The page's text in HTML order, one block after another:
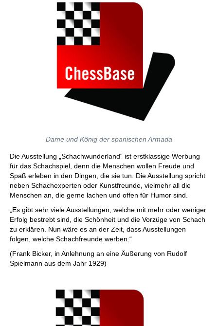
Dame und König der spanischen Armada
Die Ausstellung „Schachwunderland“ ist erstklassige Werbung
für das Schachspiel, denn die Menschen wollen Freude und
Spaß erleben in den Dingen, die sie tun. Die Ausstellung spricht
neben Schachexperten oder Kunstfreunde, vielmehr all die
Menschen an, die gerne lachen und offen für Humor sind.
„Es gibt sehr viele Ausstellungen, welche mit mehr oder weniger
Erfolg bestrebt sind, die Schönheit und die Vorzüge von Schach
zu erklären. Nun wäre es an der Zeit, dass Ausstellungen
folgen, welche Schachfreunde werben.“
(Frank Bicker, in Anlehnung an eine Äußerung von Rudolf
Spielmann aus dem Jahr 1929)